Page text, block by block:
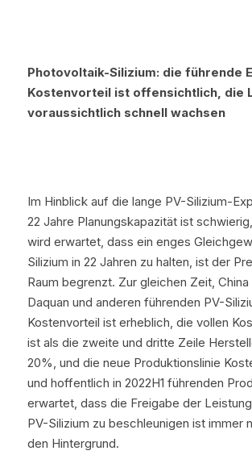
Photovoltaik-Silizium: die führende
Kostenvorteil ist offensichtlich, die
voraussichtlich schnell wachsen
Im Hinblick auf die lange PV-Silizium-
22 Jahre Planungskapazität ist
wird erwartet, dass ein enges
Silizium in 22 Jahren zu halten, ist der
Raum begrenzt. Zur gleichen Zeit,
Daquan und anderen führenden PV-
Kostenvorteil ist erheblich, die vollen
ist als die zweite und dritte Zeile
20%, und die neue Produktionslinie
und hoffentlich in 2022H1 führenden
erwartet, dass die Freigabe der
PV-Silizium zu beschleunigen ist immer
den Hintergrund.